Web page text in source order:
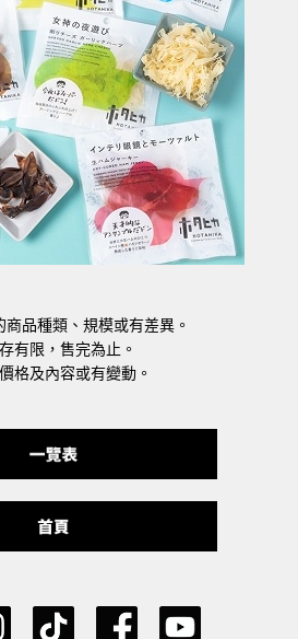
品種類、規模或有差異。
有限，售完為止。
格及內容或有變動。